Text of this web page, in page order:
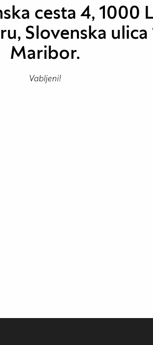
cesta 4, 1000
Slovenska ulica
Maribor.
Vabljeni!